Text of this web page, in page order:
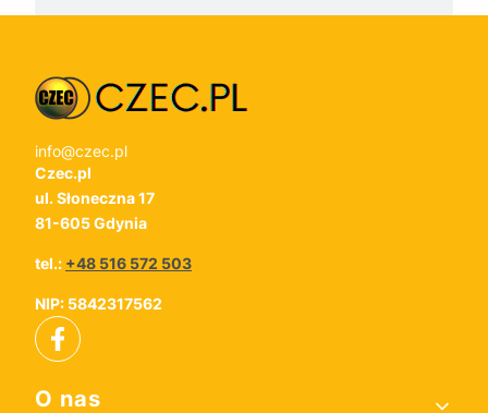
info@czec.pl
Czec.pl
ul. Słoneczna 17
81-605 Gdynia
tel.: +48 516 572 503
NIP: 5842317562
Linki w stopce
O nas